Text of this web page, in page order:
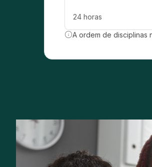
24 horas
A ordem de disciplinas